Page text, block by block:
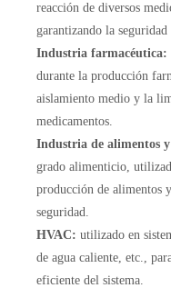
reacción de diversos
garantizando la
Industria farmacéutica:
durante la producción
aislamiento medio y la
medicamentos.
Industria de alimentos
grado alimenticio,
producción de alimentos
seguridad.
HVAC: utilizado en
de agua caliente, etc.,
eficiente del sistema.